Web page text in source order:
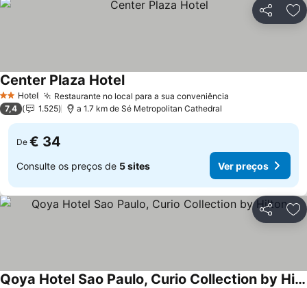
Partilhar
2 Estrelas
Hotel Restaurante no local para a sua conveniência
Center Plaza HotelVer preços
7,4 1.525 a 1.7 km de Sé Metropolitan Cathedral
De € 34
Consulte os preços de 5 sites Ver preços
Partilhar
Qoya Hotel Sao Paulo, Curio Collection by Hilton